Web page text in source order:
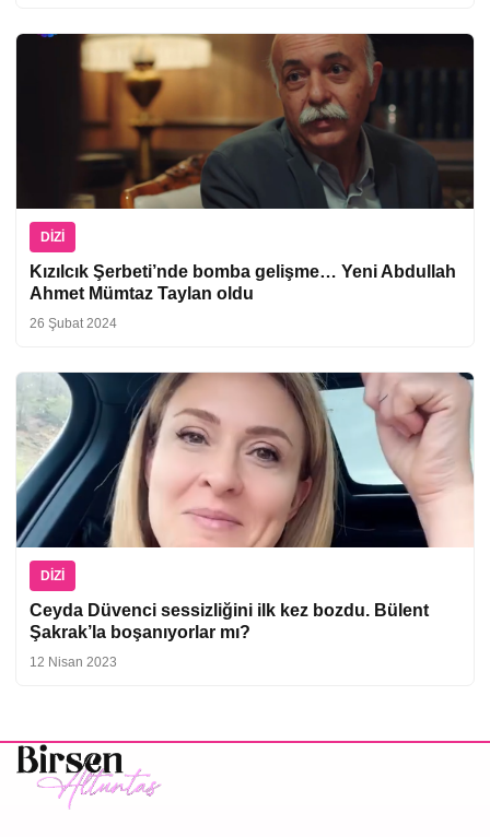
DIZI
Kızılcık Şerbeti’nde bomba gelişme… Yeni Abdullah
Ahmet Mümtaz Taylan oldu
26 Şubat 2024
DIZI
Ceyda Düvenci sessizliğini ilk kez bozdu. Bülent
Şakrak’la boşanıyorlar mı?
12 Nisan 2023